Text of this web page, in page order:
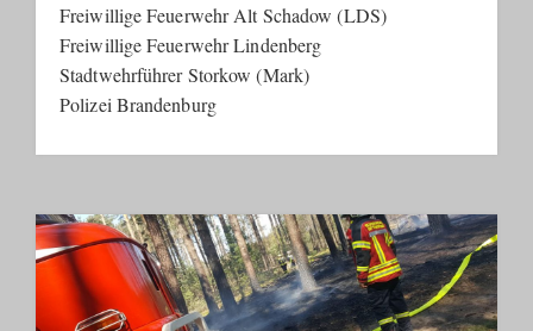
Freiwillige Feuerwehr Alt Schadow (LDS)
Freiwillige Feuerwehr Lindenberg
Stadtwehrführer Storkow (Mark)
Polizei Brandenburg